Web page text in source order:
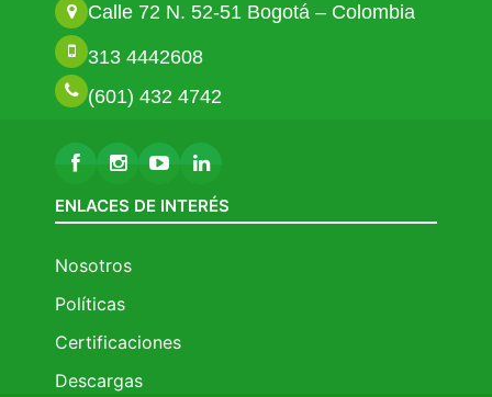
Calle 72 N. 52-51 Bogotá – Colombia
313 4442608
(601) 432 4742
ENLACES DE INTERÉS
Nosotros
Políticas
Certificaciones
Descargas